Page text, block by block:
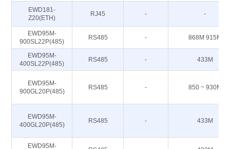
EWD181-
Z20(ETH)
RJ45 - -
EWD95M-
900SL22P(485)
RS485 - 868M 915M
EWD95M-
400SL22P(485)
RS485 - 433M
EWD95M-
900GL20P(485)
RS485 - 850 ~ 930M
EWD95M-
400GL20P(485)
RS485 - 433M
EWD95M-